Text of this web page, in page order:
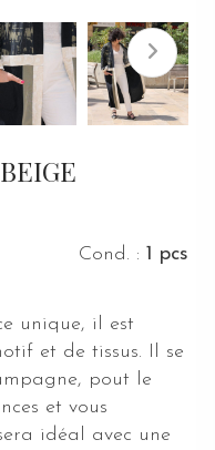
Cond. : 1 pcs
unique, il est
et de tissus. Il se
pout le
et vous
idéal avec une